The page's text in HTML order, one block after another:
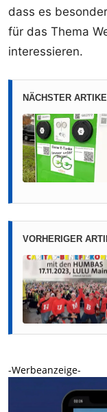
dass es
für das Thema
interessieren.
NÄCHSTER
VORHERIGER
-Werbeanzeige-